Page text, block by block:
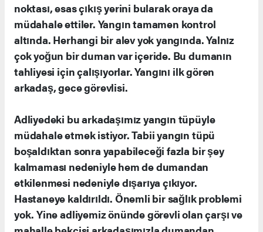
noktası, esas çıkış yerini bularak oraya da
müdahale ettiler. Yangın tamamen kontrol
altında. Herhangi bir alev yok yangında. Yalnız
çok yoğun bir duman var içeride. Bu dumanın
tahliyesi için çalışıyorlar. Yangını ilk gören
arkadaş, gece görevlisi.
Adliyedeki bu arkadaşımız yangın tüpüyle
müdahale etmek istiyor. Tabii yangın tüpü
boşaldıktan sonra yapabileceği fazla bir şey
kalmaması nedeniyle hem de dumandan
etkilenmesi nedeniyle dışarıya çıkıyor.
Hastaneye kaldırıldı. Önemli bir sağlık problemi
yok. Yine adliyemiz önünde görevli olan çarşı ve